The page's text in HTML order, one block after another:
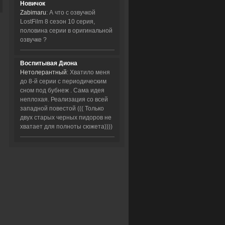
Новичок
Zabimaru: А что с озвучкой
LostFilm 8 сезон 10 серия,
половина серии в оригинальной
озвучке ?
Воспитывая Диона
Нетолерантный: Хватило меня
до 8-й серии с периодическим
сном под бубнеж . Сама идея
неплохая. Реализация со всей
западной повестой ((( Только
двух старых черных пидоров не
хватает для полноты сюжета))))